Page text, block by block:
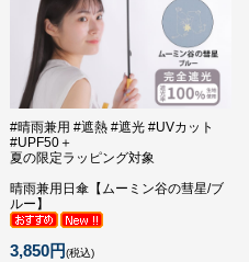
#晴雨兼用 #遮熱 #遮光 #UVカット
#UPF50＋
夏の限定ラッピング対象
晴雨兼用日傘【ムーミン谷の彗星/ブ
ルー】
3,850円(税込)